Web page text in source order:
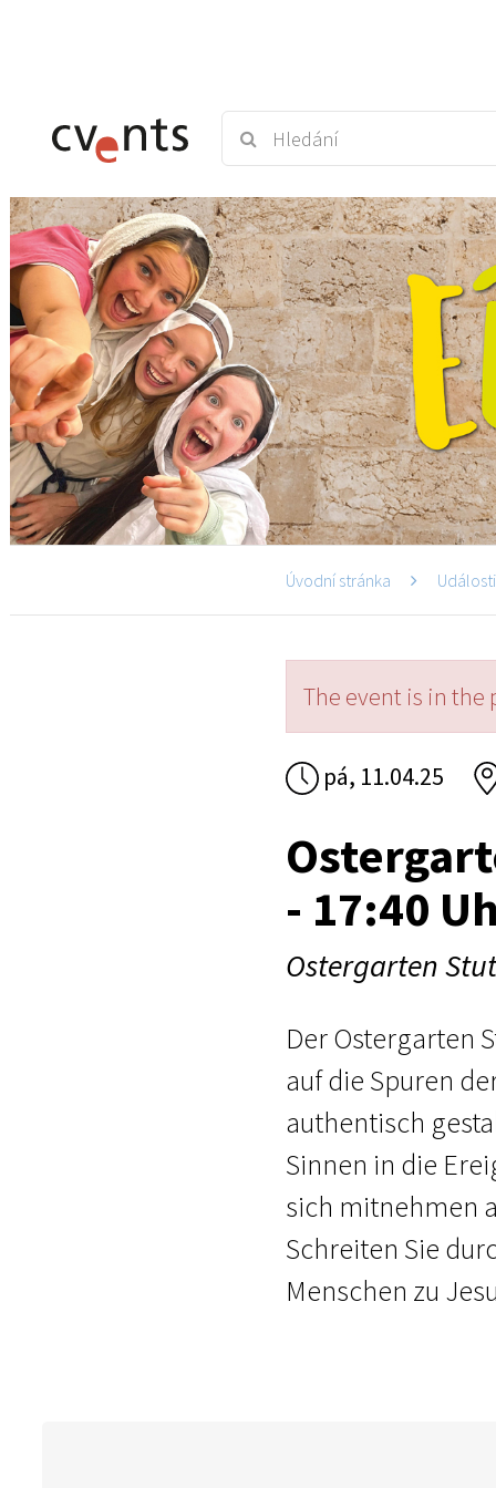
Úvodní stránka Události
The event is in the
pá, 11.04.25
- 17:40
Ostergarten
Der Ostergarten
auf die Spuren
authentisch
Sinnen in die
sich mitnehmen
Schreiten Sie
Menschen zu